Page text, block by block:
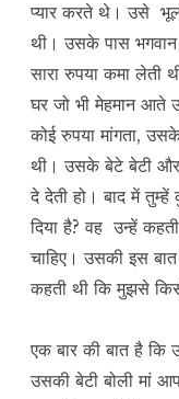
प्यार करते थे। उसे
थी। उसके पास
सारा रुपया कमा लेती
घर जो भी मेहमान
कोई रुपया मांगता,
थी। उसके बेटे बेटी और
दे देती हो। बाद में
दिया है? वह उन्हें
चाहिए। उसकी इस
कहती थी कि मुझसे
एक बार की बात है कि
उसकी बेटी बोली मां